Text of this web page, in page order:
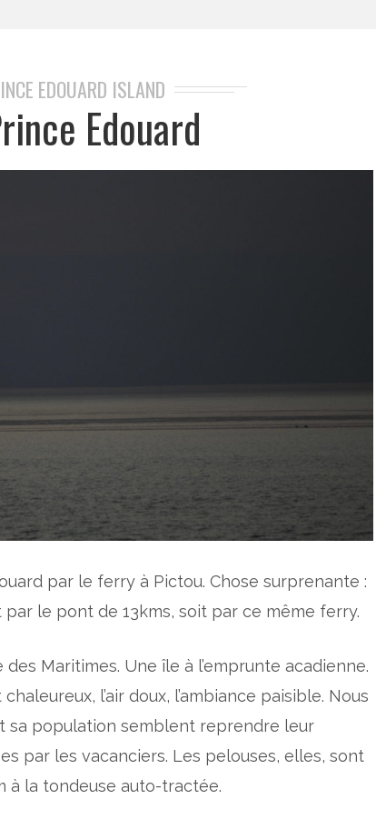
EDOUARD ISLAND
Edouard
par le ferry à Pictou. Chose surprenante :
le pont de 13kms, soit par ce même ferry.
Maritimes. Une île à l’emprunte acadienne.
l’air doux, l’ambiance paisible. Nous
sa population semblent reprendre leur
par les vacanciers. Les pelouses, elles, sont
à la tondeuse auto-tractée.